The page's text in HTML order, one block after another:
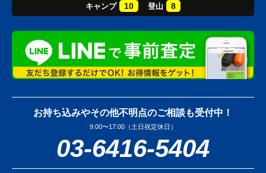
キャンプ 10 登山 8
お持ち込みやその他不明点のご相談も受付中！
9:00〜17:00（土日祝定休日）
03-6416-5404